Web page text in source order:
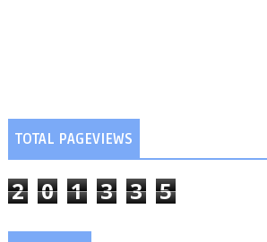
TOTAL PAGEVIEWS
2 0 1 3 3 5